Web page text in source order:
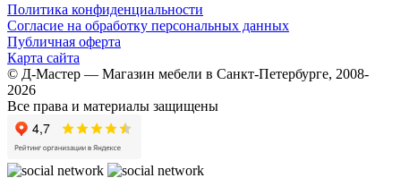
Политика конфиденциальности
Согласие на обработку персональных данных
Публичная оферта
Карта сайта
© Д-Мастер — Магазин мебели в Санкт-Петербурге, 2008-
2026
Все права и материалы защищены